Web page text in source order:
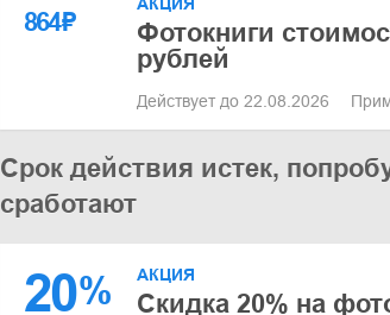
864₽
Фотокниги
рублей
Действует до 22.08.2026
Срок действия истек,
сработают
20% АКЦИЯ
Скидка 20% на